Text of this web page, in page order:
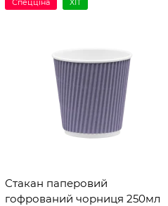
Стакан паперовий
гофрований чорниця 250мл